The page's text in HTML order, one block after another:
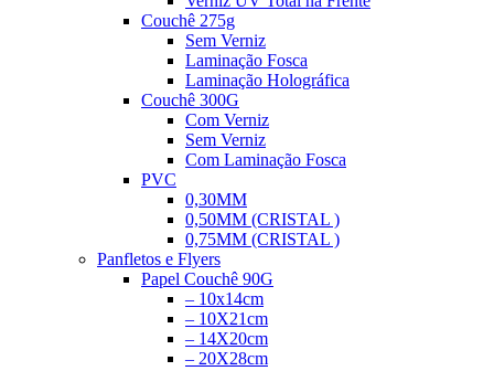
Couchê 275g
Sem Verniz
Laminação Fosca
Laminação Holográfica
Couchê 300G
Com Verniz
Sem Verniz
Com Laminação Fosca
PVC
0,30MM
0,50MM (CRISTAL )
0,75MM (CRISTAL )
Panfletos e Flyers
Papel Couchê 90G
– 10x14cm
– 10X21cm
– 14X20cm
– 20X28cm